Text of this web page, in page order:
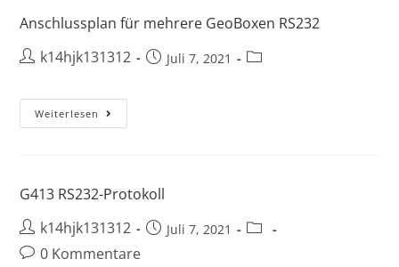
Anschlussplan für mehrere GeoBoxen RS232
k14hjk131312
Juli 7, 2021
Weiterlesen
G413 RS232-Protokoll
k14hjk131312
Juli 7, 2021
0 Kommentare